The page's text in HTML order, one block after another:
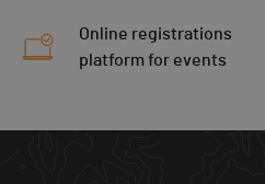
Online registrations
platform for events